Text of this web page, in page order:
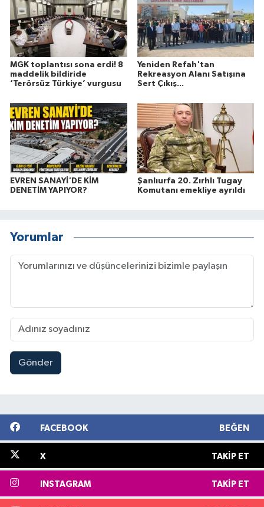
MGK toplantısı sona erdi! 8
maddelik bildiride
‘Terörsüz Türkiye’ vurgusu
Yeniden Refah'tan
Rekreasyon Alanı Satışına
Sert Çıkış...
EVREN SANAYİ'DE KİM
DENETİM YAPIYOR?
Şanlıurfa 20. Zırhlı Tugay
Komutanı emekliye ayrıldı
Yorumlar
Gönder
FACEBOOK BEĞEN
X TAKIP ET
INSTAGRAM TAKIP ET